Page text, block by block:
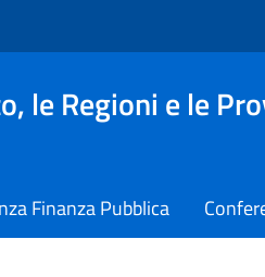
le Regioni e le
Finanza Pubblica